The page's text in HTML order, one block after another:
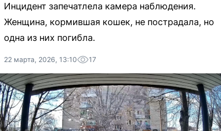
Инцидент запечатлела камера наблюдения.
Женщина, кормившая кошек, не пострадала, но
одна из них погибла.
22 марта, 2026, 13:10 17